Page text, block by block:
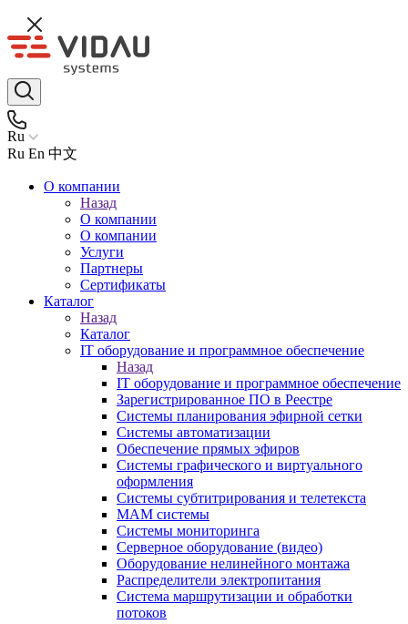
Ru
Ru En 中文
О компании
Назад
О компании
О компании
Услуги
Партнеры
Сертификаты
Каталог
Назад
Каталог
IT оборудование и программное обеспечение
Назад
IT оборудование и программное обеспечение
Зарегистрированное ПО в Реестре
Системы планирования эфирной сетки
Системы автоматизации
Обеспечение прямых эфиров
Системы графического и виртуального
оформления
Системы субтитрирования и телетекста
MAM системы
Системы мониторинга
Серверное оборудование (видео)
Оборудование нелинейного монтажа
Распределители электропитания
Система маршрутизации и обработки
потоков